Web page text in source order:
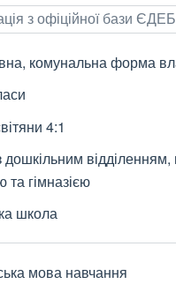
з офіційної бази
комунальна форма
4:1
дошкільним
гімназією
школа
мова навчання